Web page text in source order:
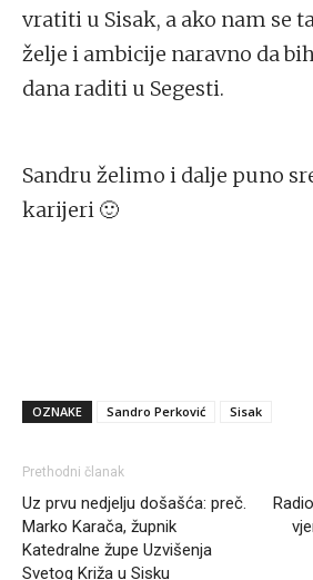
vratiti u Sisak, a ako nam se
želje i ambicije naravno da
dana raditi u Segesti.
Sandru želimo i dalje puno
karijeri 🙂
OZNAKE Sandro Perković Sisak
Prethodni članak
Uz prvu nedjelju došašća: preč.
Marko Karača, župnik
Katedralne župe Uzvišenja
Svetog Križa u Sisku